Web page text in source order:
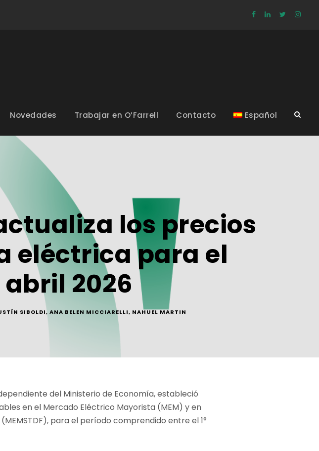
Novedades Trabajar en O’Farrell Contacto Español
los precios
eléctrica para el
2026
SIBOLDI, ANA BELEN MICCIARELLI, NAHUEL MARTIN
del Ministerio de Economía, estableció
en el Mercado Eléctrico Mayorista (MEM) y en
para el período comprendido entre el 1°